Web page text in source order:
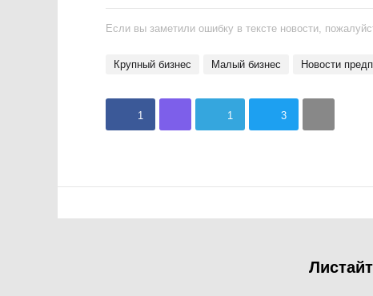
Если вы заметили ошибку в тексте новости,
крупный бизнес Малый бизнес Новости
1 1 3